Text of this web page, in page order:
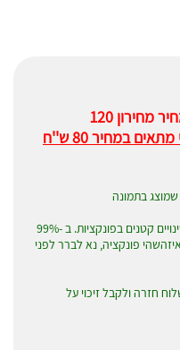
השלט האורגינל אזל מהמלאי (מחיר מחירון 120
בהזמנה יסופק שלט חלופי מתאים במחיר 80 ש''ח
בתמונה
שימו לב! במוצרים תחליפים, יש לפעמים שינויים קטנים בפונקציות. ב -99%
פונקציה, נא לברר לפני
חזרה ולקבל זיכוי על